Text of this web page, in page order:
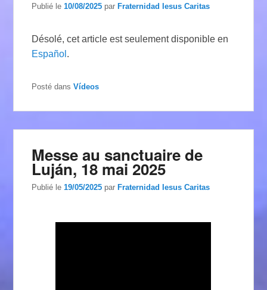
Publié le10/08/2025 par Fraternidad Iesus Caritas
Désolé, cet article est seulement disponible en
Español .
Posté dans Vídeos
Messe au sanctuaire de
Luján, 18 mai 2025
Publié le19/05/2025 parFraternidad Iesus Caritas